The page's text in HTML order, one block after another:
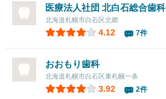
医療法人社団 北白石総合歯科
北海道札幌市白石区北郷
4.12 7件
おおもり歯科
北海道札幌市白石区東札幌一条
3.92 2件